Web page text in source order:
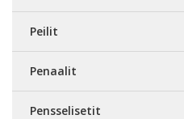
Peilit
Penaalit
Pensselisetit